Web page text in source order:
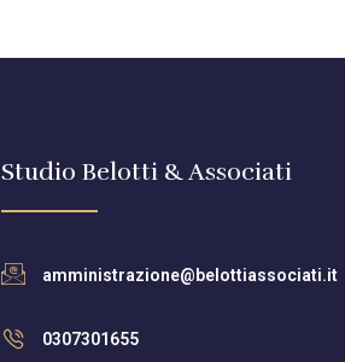
Studio Belotti & Associati
amministrazione@belottiassociati.it
0307301655